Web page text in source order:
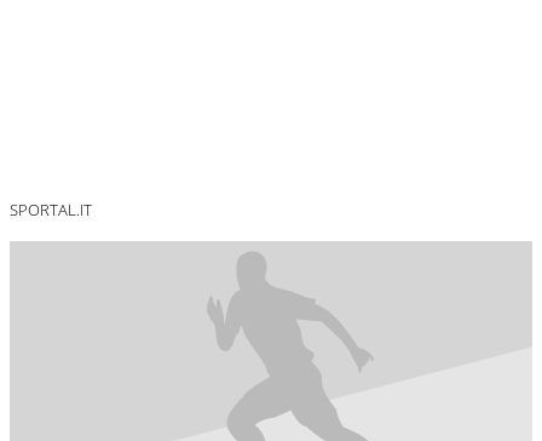
SPORTAL.IT